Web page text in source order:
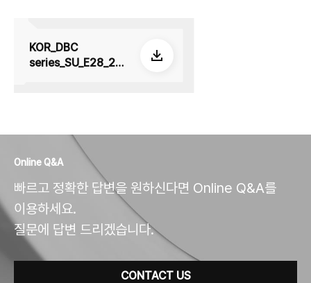
KOR_DBC
series_SU_E28_260
Online Q&A
빠르고 정확한 답변을 원하신다면 Online Q&A를
이용하세요.
질문에 답변 드리겠습니다.
CONTACT US